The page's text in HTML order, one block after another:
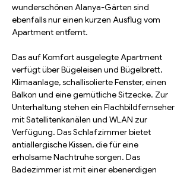
wunderschönen Alanya-Gärten sind
ebenfalls nur einen kurzen Ausflug vom
Apartment entfernt.
Das auf Komfort ausgelegte Apartment
verfügt über Bügeleisen und Bügelbrett,
Klimaanlage, schallisolierte Fenster, einen
Balkon und eine gemütliche Sitzecke. Zur
Unterhaltung stehen ein Flachbildfernseher
mit Satellitenkanälen und WLAN zur
Verfügung. Das Schlafzimmer bietet
antiallergische Kissen, die für eine
erholsame Nachtruhe sorgen. Das
Badezimmer ist mit einer ebenerdigen